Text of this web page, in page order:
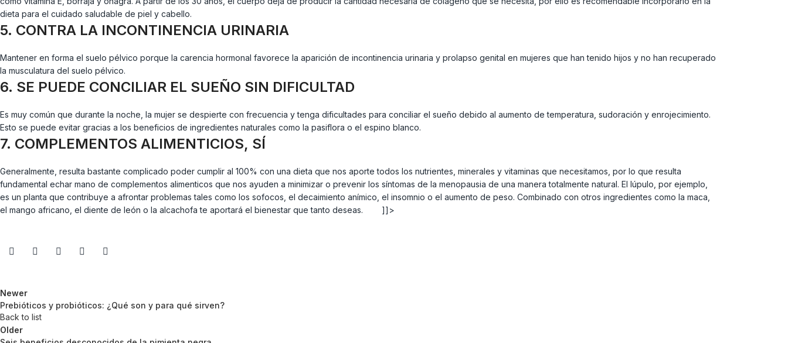
dieta para el cuidado saludable de piel y cabello.
5. CONTRA LA INCONTINENCIA URINARIA
Mantener en forma el suelo pélvico porque la carencia hormonal favorece la aparición de incontinencia urinaria y prolapso genital en mujeres que han tenido hijos y no han recuperado
la musculatura del suelo pélvico.
6. SE PUEDE CONCILIAR EL SUEÑO SIN DIFICULTAD
Es muy común que durante la noche, la mujer se despierte con frecuencia y tenga dificultades para conciliar el sueño debido al aumento de temperatura, sudoración y enrojecimiento.
Esto se puede evitar gracias a los beneficios de ingredientes naturales como la pasiflora o el espino blanco.
7. COMPLEMENTOS ALIMENTICIOS, SÍ
Generalmente, resulta bastante complicado poder cumplir al 100% con una dieta que nos aporte todos los nutrientes, minerales y vitaminas que necesitamos, por lo que resulta
fundamental echar mano de complementos alimenticos que nos ayuden a minimizar o prevenir los síntomas de la menopausia de una manera totalmente natural. El lúpulo, por ejemplo,
es un planta que contribuye a afrontar problemas tales como los sofocos, el decaimiento anímico, el insomnio o el aumento de peso. Combinado con otros ingredientes como la maca,
el mango africano, el diente de león o la alcachofa te aportará el bienestar que tanto deseas. ]]>
Newer
Prebióticos y probióticos: ¿Qué son y para qué sirven?
Back to list
Older